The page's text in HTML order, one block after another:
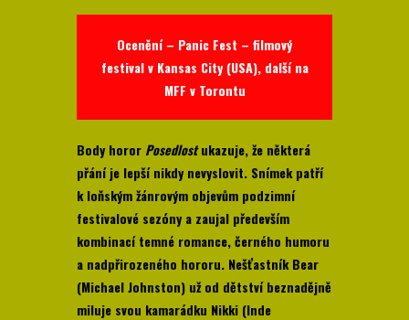
Ocenění – Panic Fest – filmový
festival v Kansas City (USA), další na
MFF v Torontu
Body horor Posedlostukazuje, že některá
přání je lepší nikdy nevyslovit. Snímek patří
k loňským žánrovým objevům podzimní
festivalové sezóny a zaujal především
kombinací temné romance, černého humoru
a nadpřirozeného hororu. Nešťastník Bear
(Michael Johnston) už od dětství beznadějně
miluje svou kamarádku Nikki (Inde